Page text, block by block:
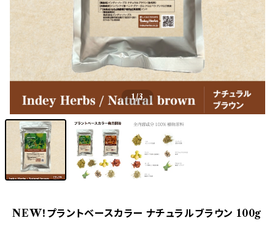
1/3
NEW！プラントベースカラー ナチュラルブラウン 100g